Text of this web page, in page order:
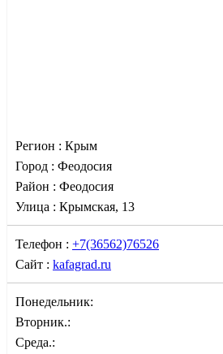
Регион : Крым
Город : Феодосия
Район : Феодосия
Улица : Крымская, 13
Телефон : +7(36562)76526
Сайт : kafagrad.ru
Понедельник:
Вторник.:
Среда.: